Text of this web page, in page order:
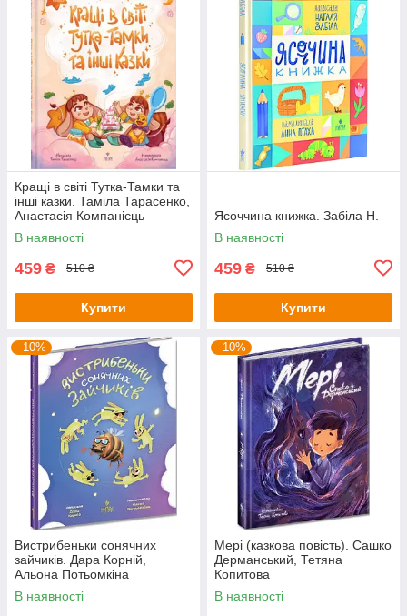
Кращі в світі Тутка-Тамки та
інші казки. Таміла Тарасенко,
Анастасія Компанієць
В наявності
459 ₴ 510 ₴
Купити
Ясоччина книжка. Забіла Н.
В наявності
459 ₴ 510 ₴
Купити
–10%
Вистрибеньки сонячних
зайчиків. Дара Корній,
Альона Потьомкіна
В наявності
–10%
Мері (казкова повість). Сашко
Дерманський, Тетяна
Копитова
В наявності